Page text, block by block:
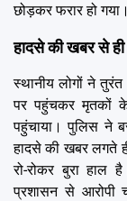
छोड़कर फरार हो गया।
हादसे की खबर से ही
स्थानीय लोगों ने
पर पहुंचकर मृतकों
पहुंचाया। पुलिस ने
हादसे की खबर लगते
रो-रोकर बुरा हाल
प्रशासन से आरोपी